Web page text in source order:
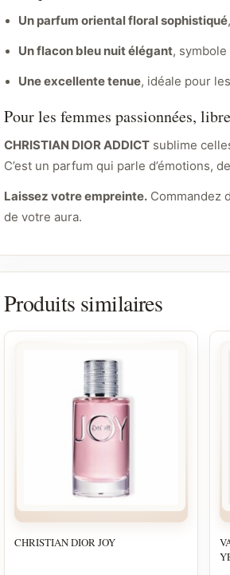
Un parfum oriental floral sophistiqué
Un flacon bleu nuit élégant,
Une excellente tenue, idéale pour
Pour les femmes passionnées,
CHRISTIAN DIOR ADDICT sublime
C’est un parfum qui parle d’émotions,
Laissez votre empreinte. Commandez
de votre aura.
Produits similaires
CHRISTIAN DIOR JOY